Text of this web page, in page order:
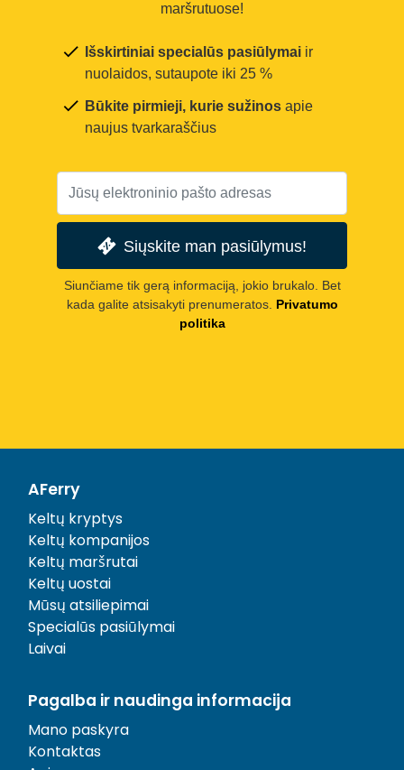
maršrutuose!
Išskirtiniai specialūs pasiūlymai ir
nuolaidos, sutaupote iki 25 %
Būkite pirmieji, kurie sužinos apie
naujus tvarkaraščius
Siųskite man pasiūlymus!
Siunčiame tik gerą informaciją, jokio brukalo. Bet
kada galite atsisakyti prenumeratos. Privatumo
politika
AFerry
Keltų kryptys
Keltų kompanijos
Keltų maršrutai
Keltų uostai
Mūsų atsiliepimai
Specialūs pasiūlymai
Laivai
Pagalba ir naudinga informacija
Mano paskyra
Kontaktas